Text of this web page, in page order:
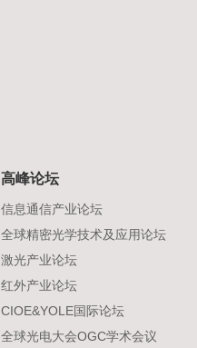
高峰论坛
信息通信产业论坛
全球精密光学技术及应用论坛
激光产业论坛
红外产业论坛
CIOE&YOLE国际论坛
全球光电大会OGC学术会议